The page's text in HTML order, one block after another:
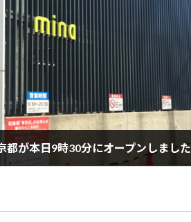
都が本日9時30分にオープンしました